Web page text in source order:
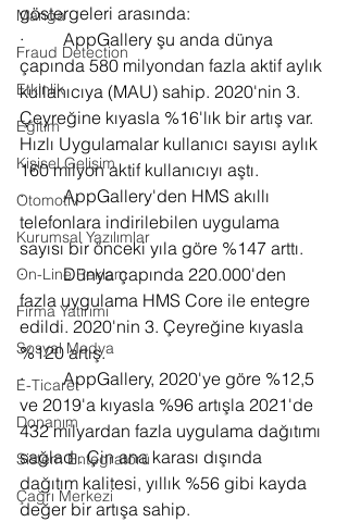
Manga
Fraud Detection
Etkinlik
Eğitim
Kişisel Gelişim
Otomotiv
Kurumsal Yazılımlar
On-Line Reklam
Firma Yatırımı
Sosyal Medya
E-Ticaret
Donanım
Sistem Entegratörü
Çağrı Merkezi
göstergeleri arasında:
·         AppGallery şu anda dünya
çapında 580 milyondan fazla aktif aylık
kullanıcıya (MAU) sahip. 2020'nin 3.
Çeyreğine kıyasla %16'lık bir artış var.
Hızlı Uygulamalar kullanıcı sayısı aylık
160 milyon aktif kullanıcıyı aştı.
·         AppGallery'den HMS akıllı
telefonlara indirilebilen uygulama
sayısı bir önceki yıla göre %147 arttı.
·         Dünya çapında 220.000'den
fazla uygulama HMS Core ile entegre
edildi. 2020'nin 3. Çeyreğine kıyasla
%120 artış.
·         AppGallery, 2020'ye göre %12,5
ve 2019'a kıyasla %96 artışla 2021'de
432 milyardan fazla uygulama dağıtımı
sağladı. Çin ana karası dışında
dağıtım kalitesi, yıllık %56 gibi kayda
değer bir artışa sahip.